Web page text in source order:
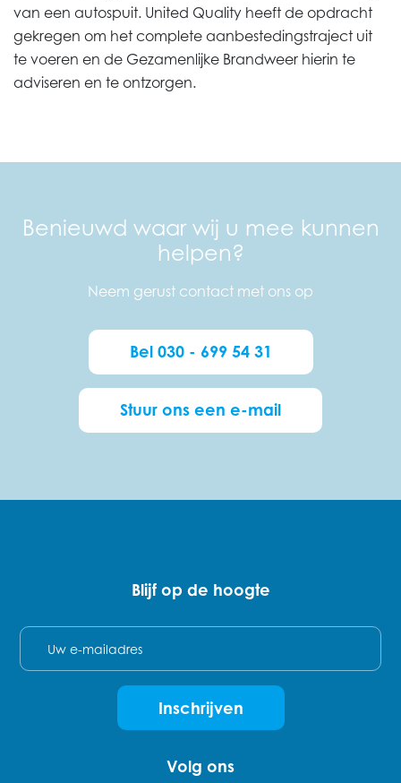
van een autospuit. United Quality heeft de opdracht
gekregen om het complete aanbestedingstraject uit
te voeren en de Gezamenlijke Brandweer hierin te
adviseren en te ontzorgen.
Benieuwd waar wij u mee kunnen
helpen?
Neem gerust contact met ons op
Bel 030 - 699 54 31
Stuur ons een e-mail
Blijf op de hoogte
Inschrijven
Volg ons